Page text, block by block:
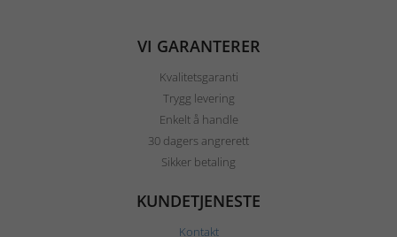
VI GARANTERER
Kvalitetsgaranti
Trygg levering
Enkelt å handle
30 dagers angrerett
Sikker betaling
KUNDETJENESTE
Kontakt